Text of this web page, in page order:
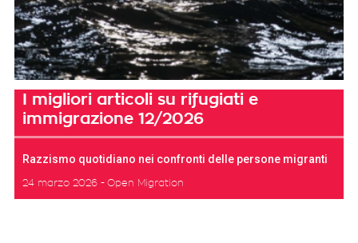
I migliori articoli su rifugiati e
immigrazione 12/2026
Razzismo quotidiano nei confronti delle persone migranti
24 marzo 2026 Open Migration